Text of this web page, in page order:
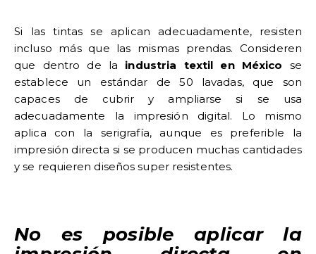
Si las tintas se aplican adecuadamente, resisten
incluso más que las mismas prendas. Consideren
que dentro de la industria textil en México se
establece un estándar de 50 lavadas, que son
capaces de cubrir y ampliarse si se usa
adecuadamente la impresión digital. Lo mismo
aplica con la serigrafía, aunque es preferible la
impresión directa si se producen muchas cantidades
y se requieren diseños super resistentes.
No es posible aplicar la